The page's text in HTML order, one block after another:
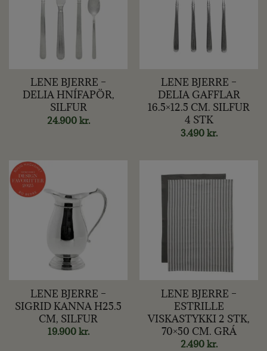
LENE BJERRE –
DELIA HNÍFAPÖR,
SILFUR
24.900 kr.
LENE BJERRE –
DELIA GAFFLAR
16.5×12.5 CM. SILFUR
4 STK
3.490 kr.
LENE BJERRE –
SIGRID KANNA H25.5
CM, SILFUR
19.900 kr.
LENE BJERRE –
ESTRILLE
VISKASTYKKI 2 STK,
70×50 CM. GRÁ
2.490 kr.